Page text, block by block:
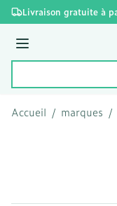
Aller au contenu
Livraison gratuite à
Menu
Accueil / marques /